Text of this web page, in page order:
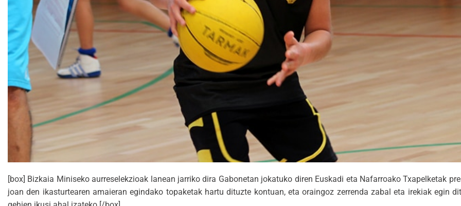
[box] Bizkaia Miniseko aurreselekzioak lanean jarriko dira Gabonetan jokatuko diren Euskadi eta Nafarroako Txapelketak
joan den ikasturtearen amaieran egindako topaketak hartu dituzte kontuan, eta oraingoz zerrenda zabal eta irekiak egin